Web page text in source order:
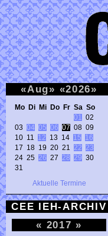
«Aug» «2026»
Mo Di Mi Do Fr Sa So
01
02
03 04 05 06 07 08 09
10 11 12 13 14 15
16
17 18 19 20 21 22
23
24 25 26 27 28 29 30
31
Aktuelle Termine
CEE IEH-ARCHIV
« 2017 »